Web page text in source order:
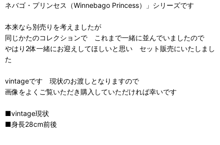
ネバゴ・プリンセス（Winnebago Princess）」シリーズです
本来なら別売りを考えましたが
同じかたのコレクションで これまで一緒に並んでいましたので
やはり2体一緒にお迎えしてほしいと思い セット販売にいたしまし
た
vintageです 現状のお渡しとなりますので
画像をよくご覧いただき購入していただければ幸いです
■vintage現状
■身長28cm前後